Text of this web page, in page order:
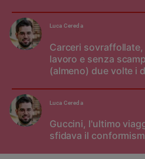
Carceri
lavoro e senza
(almeno) due volte i
Luca Cereda
Guccini, l'ultimo
sfidava il
Luca Cereda